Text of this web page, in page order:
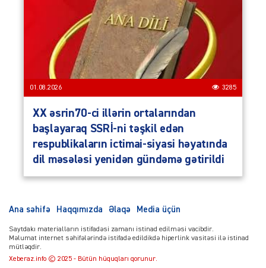
01.08.2026 3285
XX əsrin70-ci illərin ortalarından
başlayaraq SSRİ-ni təşkil edən
respublikaların ictimai-siyasi həyatında
dil məsələsi yenidən gündəmə gətirildi
Ana səhifə Haqqımızda Əlaqə Media üçün
Saytdakı materialların istifadəsi zamanı istinad edilməsi vacibdir.
Məlumat internet səhifələrində istifadə edildikdə hiperlink vasitəsi ilə istinad
mütləqdir.
Xeberaz.info © 2025 - Bütün hüquqları qorunur.